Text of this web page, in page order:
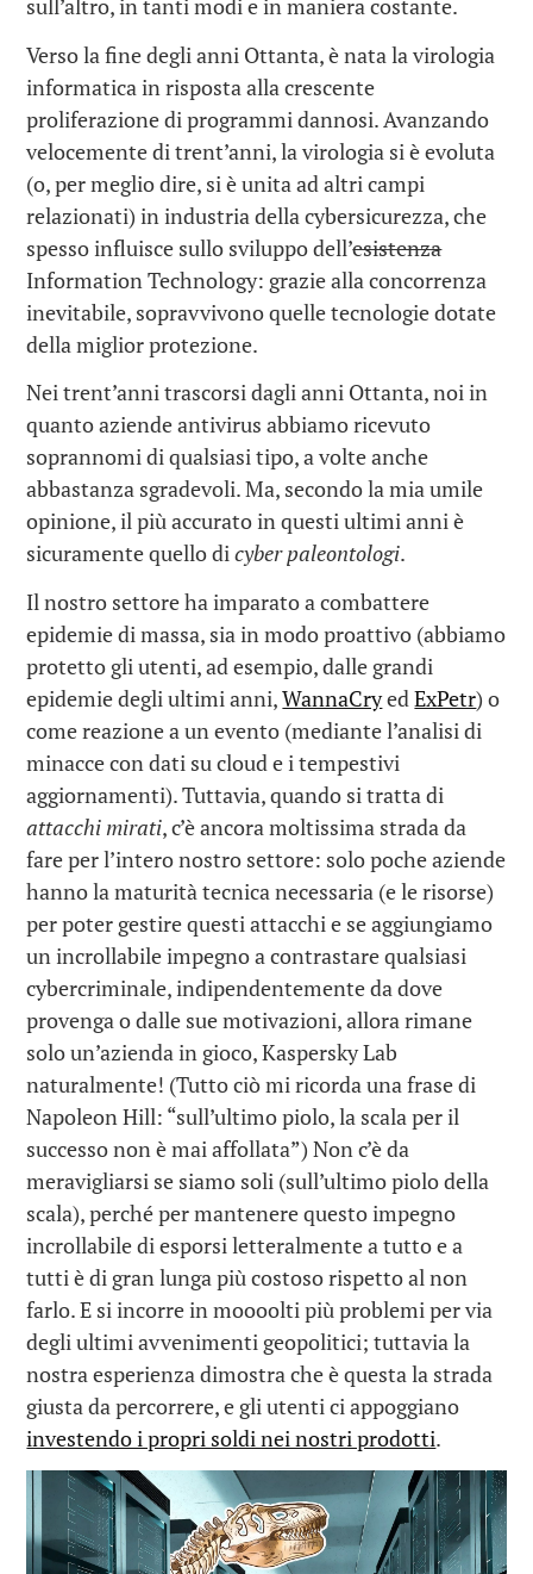
sull’altro, in tanti modi e in maniera costante.
Verso la fine degli anni Ottanta, è nata la virologia
informatica in risposta alla crescente
proliferazione di programmi dannosi. Avanzando
velocemente di trent’anni, la virologia si è evoluta
(o, per meglio dire, si è unita ad altri campi
relazionati) in industria della cybersicurezza, che
spesso influisce sullo sviluppo dell’esistenza
Information Technology: grazie alla concorrenza
inevitabile, sopravvivono quelle tecnologie dotate
della miglior protezione.
Nei trent’anni trascorsi dagli anni Ottanta, noi in
quanto aziende antivirus abbiamo ricevuto
soprannomi di qualsiasi tipo, a volte anche
abbastanza sgradevoli. Ma, secondo la mia umile
opinione, il più accurato in questi ultimi anni è
sicuramente quello dicyber paleontologi.
Il nostro settore ha imparato a combattere
epidemie di massa, sia in modo proattivo (abbiamo
protetto gli utenti, ad esempio, dalle grandi
epidemie degli ultimi anni,WannaCryedExPetr) o
come reazione a un evento (mediante l’analisi di
minacce con dati su cloud e i tempestivi
aggiornamenti). Tuttavia, quando si tratta di
attacchi mirati, c’è ancora moltissima strada da
fare per l’intero nostro settore: solo poche aziende
hanno la maturità tecnica necessaria (e le risorse)
per poter gestire questi attacchi e se aggiungiamo
un incrollabile impegno a contrastare qualsiasi
cybercriminale, indipendentemente da dove
provenga o dalle sue motivazioni, allora rimane
solo un’azienda in gioco, Kaspersky Lab
naturalmente! (Tutto ciò mi ricorda una frase di
Napoleon Hill: “sull’ultimo piolo, la scala per il
successo non è mai affollata”) Non c’è da
meravigliarsi se siamo soli (sull’ultimo piolo della
scala), perché per mantenere questo impegno
incrollabile di esporsi letteralmente a tutto e a
tutti è di gran lunga più costoso rispetto al non
farlo. E si incorre in moooolti più problemi per via
degli ultimi avvenimenti geopolitici; tuttavia la
nostra esperienza dimostra che è questa la strada
giusta da percorrere, e gli utenti ci appoggiano
investendo i propri soldi nei nostri prodotti.